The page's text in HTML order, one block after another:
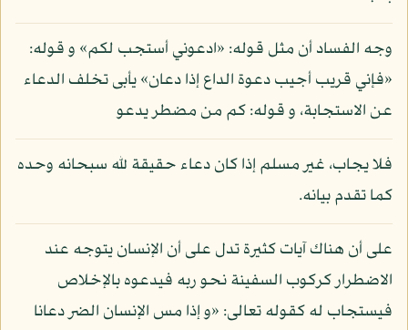
وجه الفساد أن مثل قوله: «ادعوني أستجب لكم» و قوله:
«فإني قريب أجيب دعوة الداع إذا دعان» يأبى تخلف الدعاء
عن الاستجابة، و قوله: كم من مضطر يدعو
فلا يجاب، غير مسلم إذا كان دعاء حقيقة لله سبحانه وحده
كما تقدم بيانه.
على أن هناك آيات كثيرة تدل على أن الإنسان يتوجه عند
الاضطرار كركوب السفينة نحو ربه فيدعوه بالإخلاص
فيستجاب له كقوله تعالى: «و إذا مس الإنسان الضر دعانا